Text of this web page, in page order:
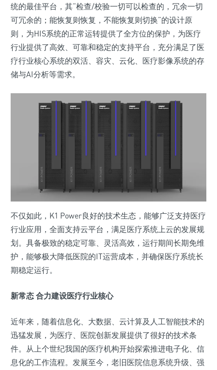
统的最佳平台，其“检查/校验一切可以检查的，冗余一切
可冗余的；能恢复则恢复，不能恢复则切换”的设计原
则，为HIS系统的正常运转提供了全方位的保护，为医疗
行业提供了高效、可靠和稳定的支持平台，充分满足了医
疗行业核心系统的双活、容灾、云化、医疗影像系统的存
储与AI分析等需求。
不仅如此，K1 Power良好的技术生态，能够广泛支持医疗
行业应用，全面支持云平台，满足医疗系统上云的发展规
划。具备极致的稳定可靠、灵活高效，运行期间长期免维
护，能够极大降低医院的IT运营成本，并确保医疗系统长
期稳定运行。
新常态 合力建设医疗行业核心
近年来，随着信息化、大数据、云计算及人工智能技术的
迅猛发展，为医疗、医院创新发展提供了很好的技术条
件。从上个世纪我国的医疗机构开始探索推进电子化、信
息化的工作流程。发展至今，老旧医院信息系统升级、强